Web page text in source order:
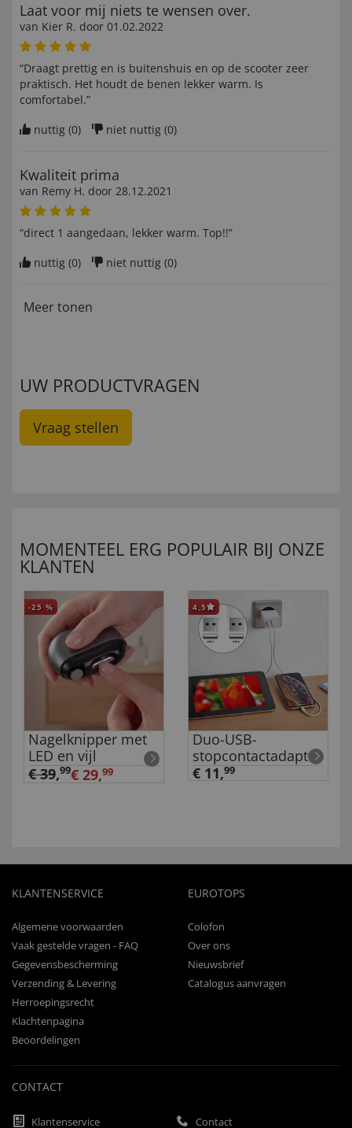
Laat voor mij niets te wensen over.
van Kier R. door 01.02.2022
“Draagt prettig en is buitenshuis en op de scooter zeer
praktisch. Het houdt de benen lekker warm. Is
comfortabel.”
nuttig (0) niet nuttig (0)
Kwaliteit prima
van Remy H. door 28.12.2021
“direct 1 aangedaan, lekker warm. Top!!”
nuttig (0) niet nuttig (0)
Meer tonen
UW PRODUCTVRAGEN
Vraag stellen
MOMENTEEL ERG POPULAIR BIJ ONZE
KLANTEN
-25 %
Nagelknipper met
LED en vijl
€ 39,99€ 29,99
4,5
Duo-USB-
stopcontactadapter
€ 11,99
KLANTENSERVICE
Algemene voorwaarden
Vaak gestelde vragen - FAQ
Gegevensbescherming
Verzending & Levering
Herroepingsrecht
Klachtenpagina
Beoordelingen
EUROTOPS
Colofon
Over ons
Nieuwsbrief
Catalogus aanvragen
CONTACT
Klantenservice Contact